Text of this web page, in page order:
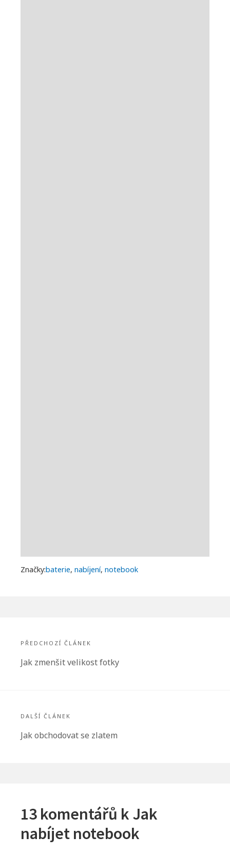
Značky:baterie, nabíjení, notebook
pro
příspěvek
PŘEDCHOZÍ ČLÁNEK
Předchozí
Jak zmenšit velikost fotky
DALŠÍ ČLÁNEK
Další
Jak obchodovat se zlatem
13 komentářů k Jak
nabíjet notebook